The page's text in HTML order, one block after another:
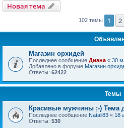
Новая тема
102 темы 1 2
Магазин орхидей
Последнее сообщение Диана « 30
Добавлено в форуме Магазин
Ответы: 62422
Темы
Красивые мужчины ;-) Тема
Последнее сообщение Natali83 « 18
Ответы: 530